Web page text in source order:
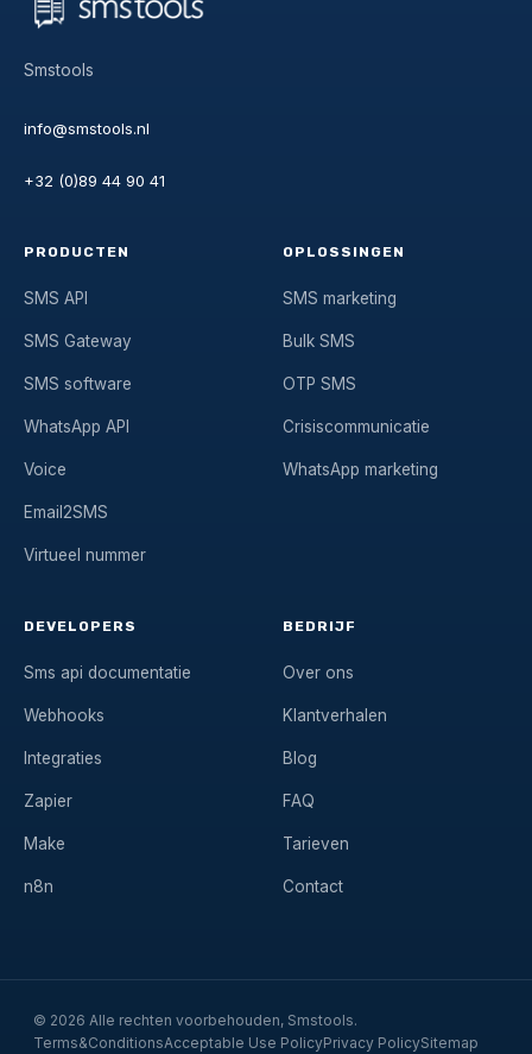
Smstools
info@smstools.nl
+32 (0)89 44 90 41
PRODUCTEN
SMS API
SMS Gateway
SMS software
WhatsApp API
Voice
Email2SMS
Virtueel nummer
OPLOSSINGEN
SMS marketing
Bulk SMS
OTP SMS
Crisiscommunicatie
WhatsApp marketing
DEVELOPERS
Sms api documentatie
Webhooks
Integraties
Zapier
Make
n8n
BEDRIJF
Over ons
Klantverhalen
Blog
FAQ
Tarieven
Contact
© 2026 Alle rechten voorbehouden, Smstools.
Terms&ConditionsAcceptable Use PolicyPrivacy PolicySitemap